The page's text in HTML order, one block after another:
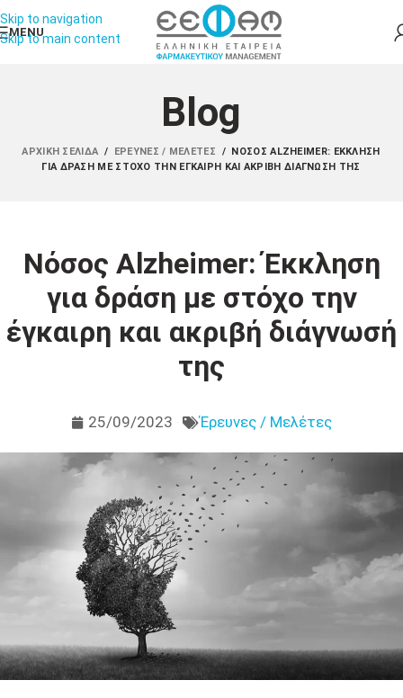
Skip to navigation
Skip to main content
MENU
Blog
ΑΡΧΙΚΉ ΣΕΛΊΔΑ / ΈΡΕΥΝΕΣ / ΜΕΛΈΤΕΣ / ΝΌΣΟΣ ALZHEIMER: ΈΚΚΛΗΣΗ
ΓΙΑ ΔΡΆΣΗ ΜΕ ΣΤΌΧΟ ΤΗΝ ΈΓΚΑΙΡΗ ΚΑΙ ΑΚΡΙΒΉ ΔΙΆΓΝΩΣΉ ΤΗΣ
Νόσος Alzheimer: Έκκληση
για δράση με στόχο την
έγκαιρη και ακριβή διάγνωσή
της
25/09/2023 Έρευνες / Μελέτες